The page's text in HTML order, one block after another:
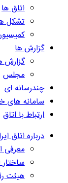
اتاق ها
تشکل
گزارش ها
گزارش
مجلس
چندرسانه ای
سامانه های
ارتباط با اتاق
درباره اتاق
معرفی
ساختار
هیئت